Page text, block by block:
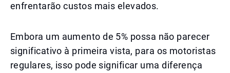
enfrentarão custos mais elevados.
Embora um aumento de 5% possa não parecer
significativo à primeira vista, para os motoristas
regulares, isso pode significar uma diferença